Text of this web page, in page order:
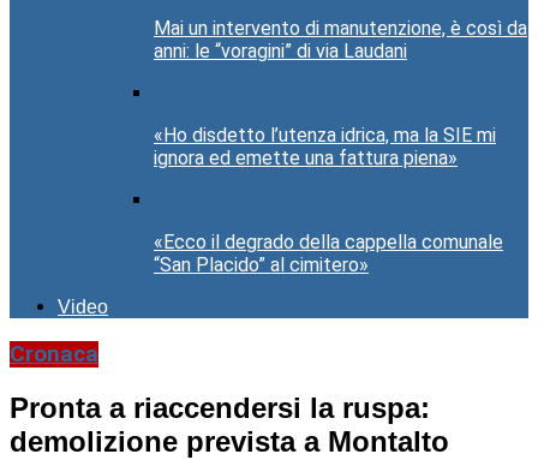
Mai un intervento di manutenzione, è così da
anni: le “voragini” di via Laudani
«Ho disdetto l’utenza idrica, ma la SIE mi
ignora ed emette una fattura piena»
«Ecco il degrado della cappella comunale
“San Placido” al cimitero»
Video
Cronaca
Pronta a riaccendersi la ruspa:
demolizione prevista a Montalto